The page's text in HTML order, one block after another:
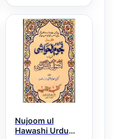
Nujoom ul
Hawashi Urdu